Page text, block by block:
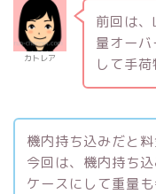
カトレア
前回は
量オー
して手
機内持ち込みだと
今回は、機内持ち
ケースにして重量